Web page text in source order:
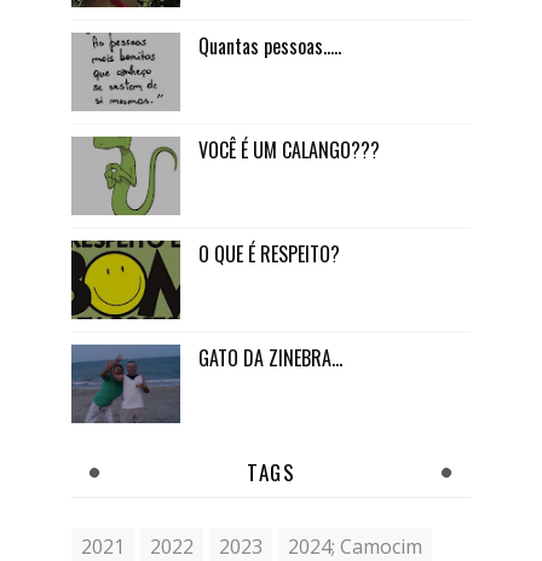
Quantas pessoas.....
VOCÊ É UM CALANGO???
O QUE É RESPEITO?
GATO DA ZINEBRA...
TAGS
2021 2022 2023
2024; Camocim